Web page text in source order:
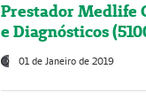
Prestador Medlife
e Diagnósticos
01 de Janeiro de 2019